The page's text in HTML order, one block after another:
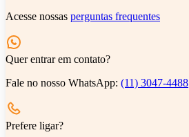
Acesse nossas perguntas frequentes
Quer entrar em contato?
Fale no nosso WhatsApp: (11) 3047-4488
Prefere ligar?